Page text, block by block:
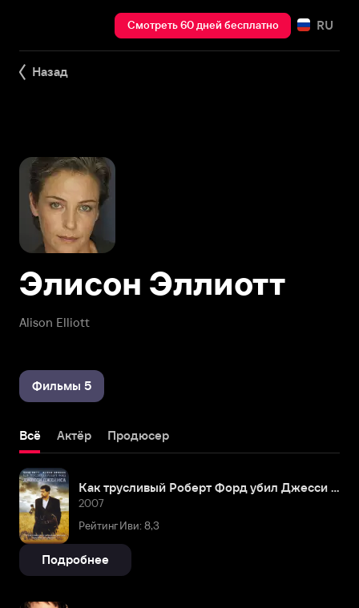
Смотреть 60 дней бесплатно RU
Назад
Alison Elliott
Элисон Эллиотт
Фильмы 5
Всё Актёр Продюсер
Как трусливый Роберт Форд убил Джесси Джеймса
2007
Рейтинг Иви: 8,3
Подробнее